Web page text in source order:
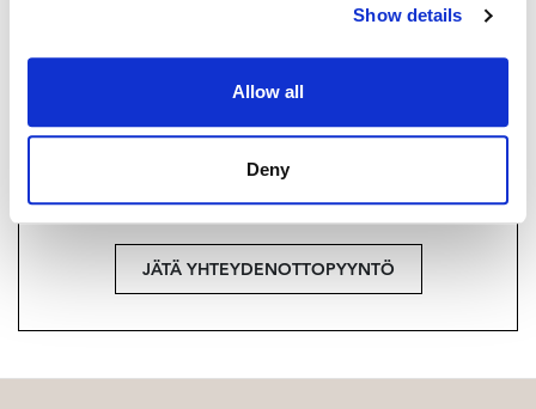
Show details
Allow all
Deny
Ylempi kiinteistönvälittäjä YKV, LKV
Haluatko lisätietoja?
Ota yhteyttä, tai jätä yhteystietosi.
JÄTÄ YHTEYDENOTTOPYYNTÖ